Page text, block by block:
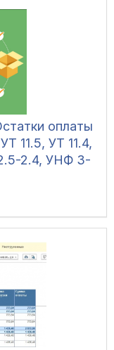
оплаты
11.5, УТ 11.4,
2.4, УНФ 3-